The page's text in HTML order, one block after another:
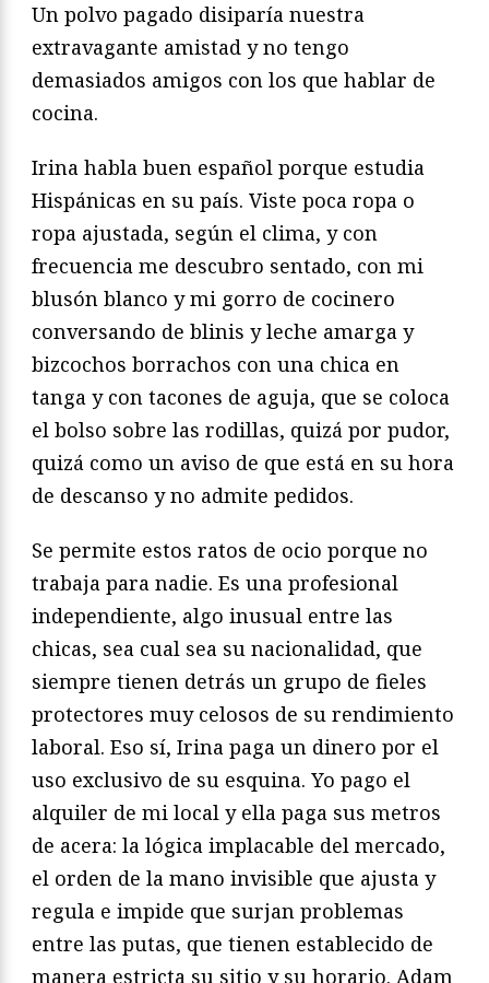
Un polvo pagado disiparía nuestra
extravagante amistad y no tengo
demasiados amigos con los que hablar de
cocina.
Irina habla buen español porque estudia
Hispánicas en su país. Viste poca ropa o
ropa ajustada, según el clima, y con
frecuencia me descubro sentado, con mi
blusón blanco y mi gorro de cocinero
conversando de blinis y leche amarga y
bizcochos borrachos con una chica en
tanga y con tacones de aguja, que se coloca
el bolso sobre las rodillas, quizá por pudor,
quizá como un aviso de que está en su hora
de descanso y no admite pedidos.
Se permite estos ratos de ocio porque no
trabaja para nadie. Es una profesional
independiente, algo inusual entre las
chicas, sea cual sea su nacionalidad, que
siempre tienen detrás un grupo de fieles
protectores muy celosos de su rendimiento
laboral. Eso sí, Irina paga un dinero por el
uso exclusivo de su esquina. Yo pago el
alquiler de mi local y ella paga sus metros
de acera: la lógica implacable del mercado,
el orden de la mano invisible que ajusta y
regula e impide que surjan problemas
entre las putas, que tienen establecido de
manera estricta su sitio y su horario. Adam